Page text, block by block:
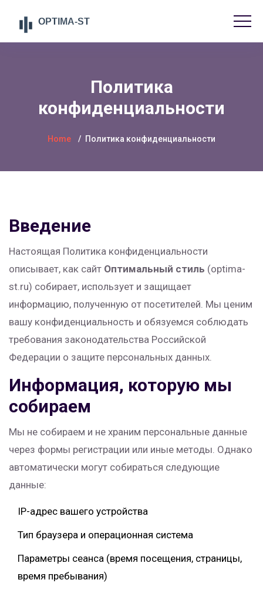
Политика
конфиденциальности
Home Политика конфиденциальности
Введение
Настоящая Политика конфиденциальности
описывает, как сайт Оптимальный стиль (optima-
st.ru) собирает, использует и защищает
информацию, полученную от посетителей. Мы ценим
вашу конфиденциальность и обязуемся соблюдать
требования законодательства Российской
Федерации о защите персональных данных.
Информация, которую мы
собираем
Мы не собираем и не храним персональные данные
через формы регистрации или иные методы. Однако
автоматически могут собираться следующие
данные:
IP-адрес вашего устройства
Тип браузера и операционная система
Параметры сеанса (время посещения, страницы,
время пребывания)